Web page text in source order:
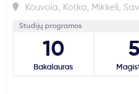
Kouvola, Kotka, Mikkeli,
Studijų programos
10
Bakalauras
5